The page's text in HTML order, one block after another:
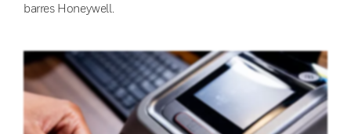
barres Honeywell.